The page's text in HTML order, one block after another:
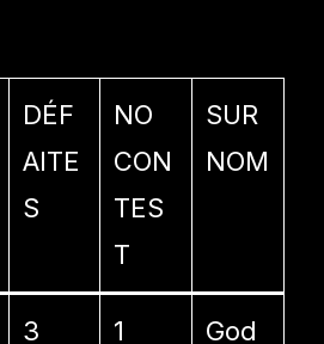
DÉF
AITE
S
NO
CON
TES
T
SUR
NOM
3 1 God